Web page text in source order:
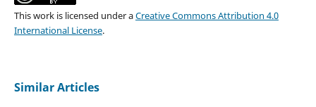
This work is licensed under aCreative Commons Attribution 4.0
International License.
Similar Articles